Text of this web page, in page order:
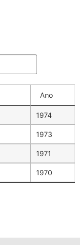
Ano
1974
1973
1971
1970